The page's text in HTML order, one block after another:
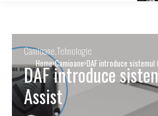
Home Camioane DAF introduce
Camioane Tehnologie
DAF introduce
Assist